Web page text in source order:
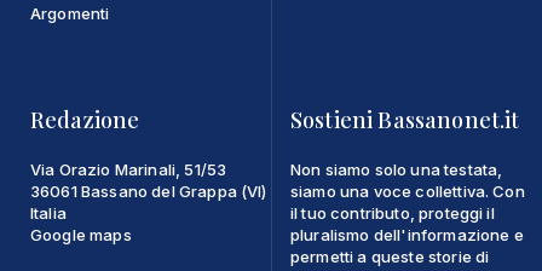
Argomenti
Redazione
Via Orazio Marinali, 51/53
36061 Bassano del Grappa (VI)
Italia
Google maps
Sostieni Bassanonet.it
Non siamo solo una testata,
siamo una voce collettiva. Con
il tuo contributo, proteggi il
pluralismo dell'informazione e
permetti a queste storie di